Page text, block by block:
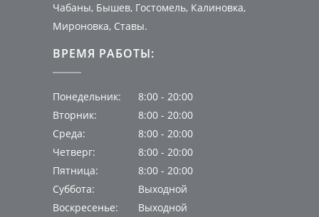
Чабаны, Бышев, Гостомель, Калиновка,
Мироновка, Ставы.
ВРЕМЯ РАБОТЫ:
Понедельник:
8:00 - 20:00
Вторник:
8:00 - 20:00
Среда:
8:00 - 20:00
Четверг:
8:00 - 20:00
Пятница:
8:00 - 20:00
Суббота:
Выходной
Воскресенье:
Выходной